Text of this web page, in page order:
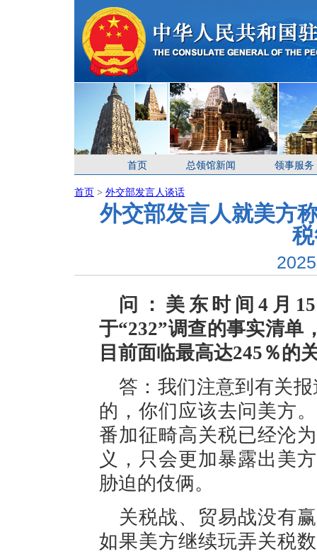
首页 总领馆新闻 领事服务
首页 > 外交部发言人谈话
外交部发言人就美方
问：美东时间4月
于“232”调查的事实清单
目前面临最高达245％的
答：我们注意到有关
的，你们应该去问美方
番加征畸高关税已经沦
义，只会更加暴露出美
胁迫的伎俩。
关税战、贸易战没有
如果美方继续玩弄关税